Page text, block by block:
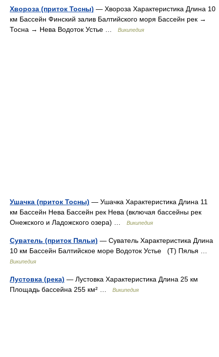
Хвороза (приток Тосны) — Хвороза Характеристика Длина 10
км Бассейн Финский залив Балтийского моря Бассейн рек →
Тосна → Нева Водоток Устье …
Википедия
Ушачка (приток Тосны) — Ушачка Характеристика Длина 11
км Бассейн Нева Бассейн рек Нева (включая бассейны рек
Онежского и Ладожского озера) …
Википедия
Суватель (приток Пяльи) — Суватель Характеристика Длина
10 км Бассейн Балтийское море Водоток Устье (Т) Пялья …
Википедия
Лустовка (река) — Лустовка Характеристика Длина 25 км
Площадь бассейна 255 км² …
Википедия